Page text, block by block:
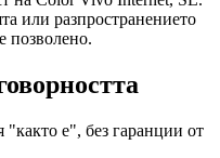
или разпространението
позволено.
е", без гаранции от